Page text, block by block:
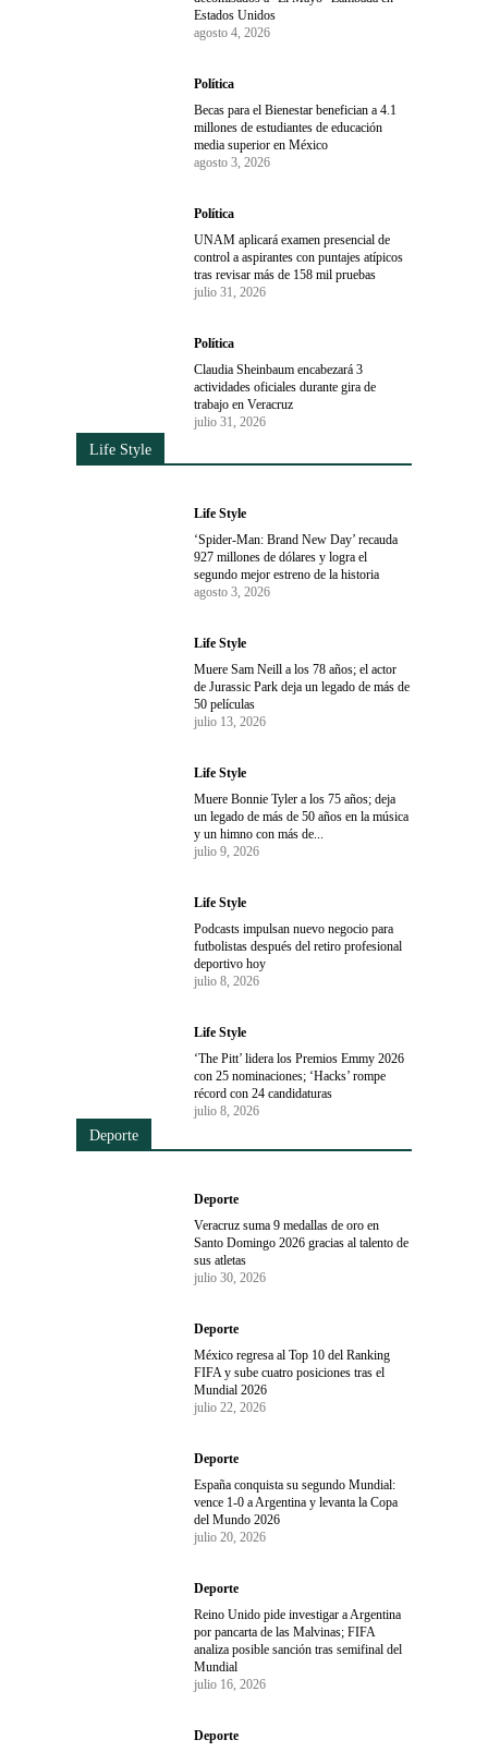
Estados Unidos
agosto 4, 2026
Política
Becas para el Bienestar benefician a 4.1
millones de estudiantes de educación
media superior en México
agosto 3, 2026
Política
UNAM aplicará examen presencial de
control a aspirantes con puntajes atípicos
tras revisar más de 158 mil pruebas
julio 31, 2026
Política
Claudia Sheinbaum encabezará 3
actividades oficiales durante gira de
trabajo en Veracruz
julio 31, 2026
Life Style
Life Style
‘Spider-Man: Brand New Day’ recauda
927 millones de dólares y logra el
segundo mejor estreno de la historia
agosto 3, 2026
Life Style
Muere Sam Neill a los 78 años; el actor
de Jurassic Park deja un legado de más de
50 películas
julio 13, 2026
Life Style
Muere Bonnie Tyler a los 75 años; deja
un legado de más de 50 años en la música
y un himno con más de...
julio 9, 2026
Life Style
Podcasts impulsan nuevo negocio para
futbolistas después del retiro profesional
deportivo hoy
julio 8, 2026
Life Style
‘The Pitt’ lidera los Premios Emmy 2026
con 25 nominaciones; ‘Hacks’ rompe
récord con 24 candidaturas
julio 8, 2026
Deporte
Deporte
Veracruz suma 9 medallas de oro en
Santo Domingo 2026 gracias al talento de
sus atletas
julio 30, 2026
Deporte
México regresa al Top 10 del Ranking
FIFA y sube cuatro posiciones tras el
Mundial 2026
julio 22, 2026
Deporte
España conquista su segundo Mundial:
vence 1-0 a Argentina y levanta la Copa
del Mundo 2026
julio 20, 2026
Deporte
Reino Unido pide investigar a Argentina
por pancarta de las Malvinas; FIFA
analiza posible sanción tras semifinal del
Mundial
julio 16, 2026
Deporte